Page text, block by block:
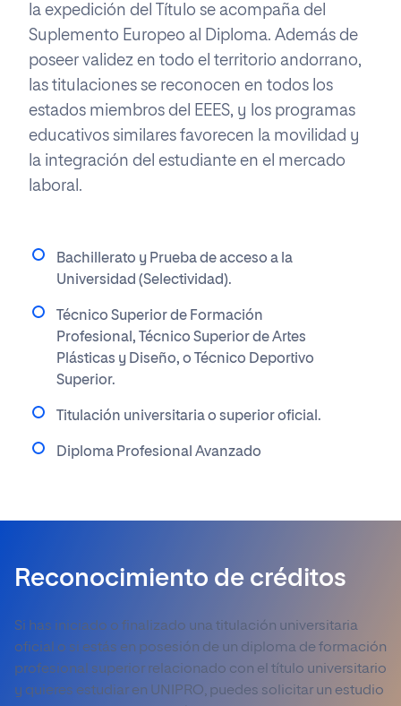
la expedición del Título se acompaña del
Suplemento Europeo al Diploma. Además de
poseer validez en todo el territorio andorrano,
las titulaciones se reconocen en todos los
estados miembros del EEES, y los programas
educativos similares favorecen la movilidad y
la integración del estudiante en el mercado
laboral.
Bachillerato y Prueba de acceso a la
Universidad (Selectividad).
Técnico Superior de Formación
Profesional, Técnico Superior de Artes
Plásticas y Diseño, o Técnico Deportivo
Superior.
Titulación universitaria o superior oficial.
Diploma Profesional Avanzado
Reconocimiento de créditos
Si has iniciado o finalizado una titulación universitaria
oficial o si estás en posesión de un diploma de formación
profesional superior relacionado con el título universitario
y quieres estudiar en UNIPRO, puedes solicitar un estudio